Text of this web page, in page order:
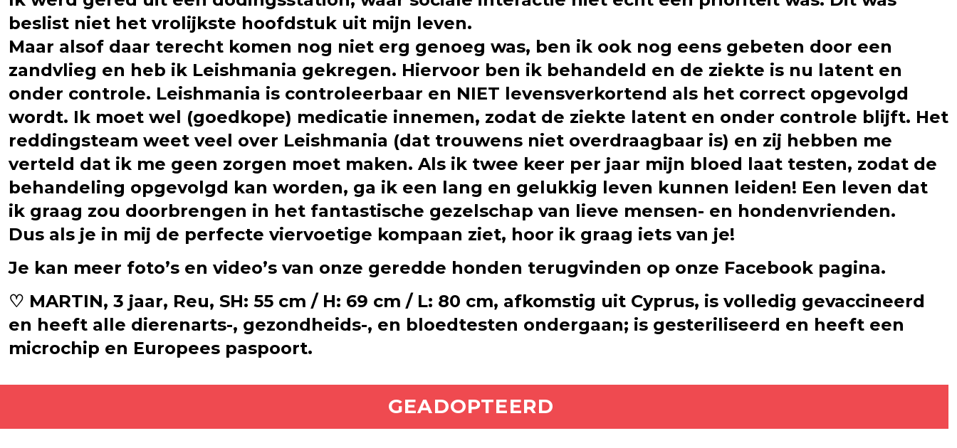
beslist niet het vrolijkste hoofdstuk uit mijn leven.
Maar alsof daar terecht komen nog niet erg genoeg was, ben ik ook nog eens gebeten door een
zandvlieg en heb ik Leishmania gekregen. Hiervoor ben ik behandeld en de ziekte is nu latent en
onder controle. Leishmania is controleerbaar en NIET levensverkortend als het correct opgevolgd
wordt. Ik moet wel (goedkope) medicatie innemen, zodat de ziekte latent en onder controle blijft. Het
reddingsteam weet veel over Leishmania (dat trouwens niet overdraagbaar is) en zij hebben me
verteld dat ik me geen zorgen moet maken. Als ik twee keer per jaar mijn bloed laat testen, zodat de
behandeling opgevolgd kan worden, ga ik een lang en gelukkig leven kunnen leiden! Een leven dat
ik graag zou doorbrengen in het fantastische gezelschap van lieve mensen- en hondenvrienden.
Dus als je in mij de perfecte viervoetige kompaan ziet, hoor ik graag iets van je!
Je kan meer foto’s en video’s van onze geredde honden terugvinden op onze Facebook pagina.
♡ MARTIN, 3 jaar, Reu, SH: 55 cm / H: 69 cm / L: 80 cm, afkomstig uit Cyprus, is volledig gevaccineerd
en heeft alle dierenarts-, gezondheids-, en bloedtesten ondergaan; is gesteriliseerd en heeft een
microchip en Europees paspoort.
ADOPTEER MIJ
GEADOPTEERD